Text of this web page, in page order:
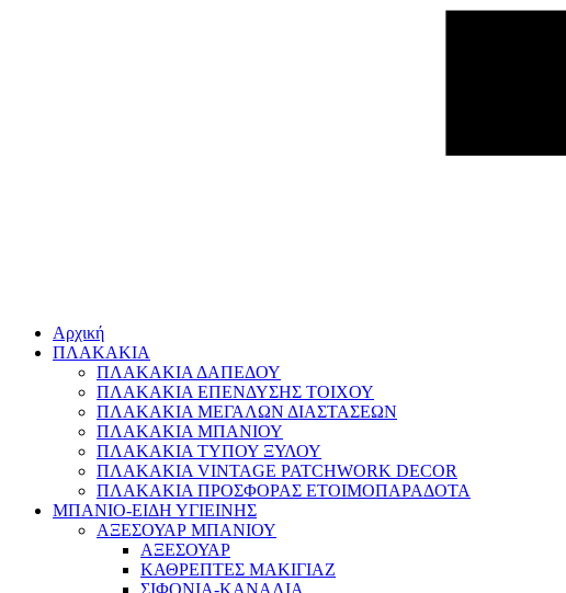
Αρχική
ΠΛΑΚΑΚΙΑ
ΠΛΑΚΑΚΙΑ ΔΑΠΕΔΟΥ
ΠΛΑΚΑΚΙΑ ΕΠΕΝΔΥΣΗΣ ΤΟΙΧΟΥ
ΠΛΑΚΑΚΙΑ ΜΕΓΑΛΩΝ ΔΙΑΣΤΑΣΕΩΝ
ΠΛΑΚΑΚΙΑ ΜΠΑΝΙΟΥ
ΠΛΑΚΑΚΙΑ ΤΥΠΟΥ ΞΥΛΟΥ
ΠΛΑΚΑΚΙΑ VINTAGE PATCHWORK DECOR
ΠΛΑΚΑΚΙΑ ΠΡΟΣΦΟΡΑΣ ΕΤΟΙΜΟΠΑΡΑΔΟΤΑ
ΜΠΑΝΙΟ-ΕΙΔΗ ΥΓΙΕΙΝΗΣ
ΑΞΕΣΟΥΑΡ ΜΠΑΝΙΟΥ
ΑΞΕΣΟΥΑΡ
ΚΑΘΡΕΠΤΕΣ ΜΑΚΙΓΙΑΖ
ΣΙΦΟΝΙΑ-ΚΑΝΑΛΙΑ